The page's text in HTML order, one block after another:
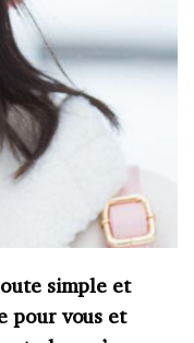
simple et
pour vous et